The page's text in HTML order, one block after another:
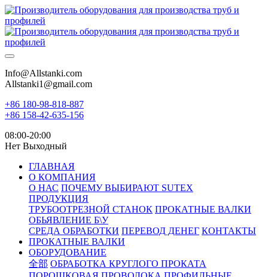
Info@Allstanki.com
Allstanki1@gmail.com
+86 180-98-818-887
+86 158-42-635-156
08:00-20:00
Нет Выходный
ГЛАВНАЯ
О КОМПАНИЯ
О НАС ПОЧЕМУ ВЫБИРАЮТ SUTEX
ПРОДУКЦИЯ
ТРУБООТРЕЗНОЙ СТАНОК ПРОКАТНЫЕ ВАЛКИ
ОБЬЯВЛЕНИЕ Б\У
СРЕДА ОБРАБОТКИ ПЕРЕВОД ДЕНЕГ КОНТАКТЫ
ПРОКАТНЫЕ ВАЛКИ
ОБОРУДОВАНИЕ
全部 ОБРАБОТКА КРУГЛОГО ПРОКАТА